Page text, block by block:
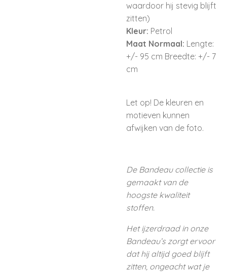
waardoor hij stevig blijft
zitten)
Kleur: Petrol
Maat Normaal: Lengte:
+/- 95 cm Breedte: +/- 7
cm
Let op! De kleuren en
motieven kunnen
afwijken van de foto.
De Bandeau collectie is
gemaakt van de
hoogste kwaliteit
stoffen.
Het ijzerdraad in onze
Bandeau’s zorgt ervoor
dat hij altijd goed blijft
zitten, ongeacht wat je